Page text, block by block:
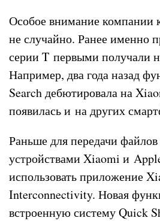
Особое внимание компании
не случайно. Ранее именно
серии T первыми получали
Например, два года назад
Search дебютировала на
появилась и на других
Раньше для передачи
устройствами Xiaomi и
использовать приложение
Interconnectivity. Новая
встроенную систему Quick